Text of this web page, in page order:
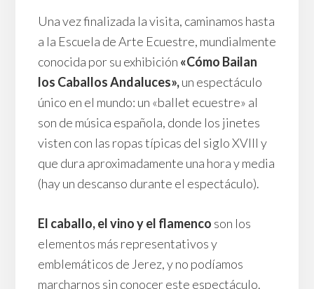
Una vez finalizada la visita, caminamos hasta
a la Escuela de Arte Ecuestre, mundialmente
conocida por su exhibición «Cómo Bailan
los Caballos Andaluces»,un espectáculo
único en el mundo: un «ballet ecuestre» al
son de música española, donde los jinetes
visten con las ropas típicas del siglo XVIII y
que dura aproximadamente una hora y media
(hay un descanso durante el espectáculo).
El caballo, el vino y el flamenco son los
elementos más representativos y
emblemáticos de Jerez, y no podíamos
marcharnos sin conocer este espectáculo.